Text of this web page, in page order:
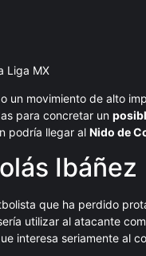
Liga MX
un movimiento de alto
para concretar un
podría llegar al Nido de
Ibáñez
que ha perdido
utilizar al atacante
interesa seriamente al